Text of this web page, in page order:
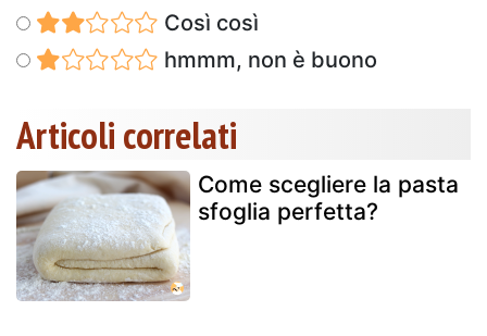
Così così
hmmm, non è buono
Articoli correlati
Come scegliere la pasta
sfoglia perfetta?